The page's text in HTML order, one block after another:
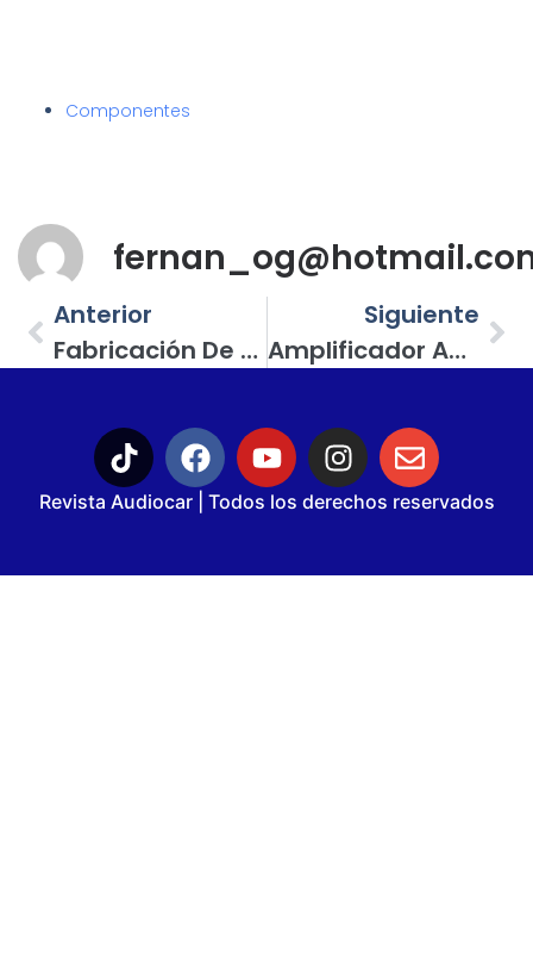
Componentes
Anterior
Fabricación De Door Panels En Pontiac Sunfire (2ª. Parte)
Siguiente
Amplificador Audiopipe APMI-2000; Con Un Solo Canal Ofrece Mucha Potencia A Un Precio Económico
Revista Audiocar | Todos los derechos reservados